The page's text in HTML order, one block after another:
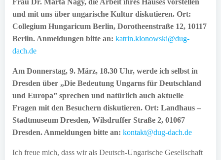
Frau Dr. Márta Nagy, die Arbeit ihres Hauses vorstellen
und mit uns über ungarische Kultur diskutieren. Ort:
Collegium Hungaricum Berlin, Dorotheenstraße 12, 10117
Berlin. Anmeldungen bitte an: katrin.klonowski@dug-
dach.de
Am Donnerstag, 9. März, 18.30 Uhr, werde ich selbst in
Dresden über „Die Bedeutung Ungarns für Deutschland
und Europa” sprechen und natürlich auch aktuelle
Fragen mit den Besuchern diskutieren. Ort: Landhaus –
Stadtmuseum Dresden, Wilsdruffer Straße 2, 01067
Dresden. Anmeldungen bitte an: kontakt@dug-dach.de
Ich freue mich, dass wir als Deutsch-Ungarische Gesellschaft